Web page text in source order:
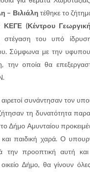
– Βιλιάλη τέθηκε το
ΚΕΓΕ (Κέντρου
στέγαση του υπό
Σύμφωνα με την
την οποία θα
συνάντησαν τον
τη δυνατότητα
Δήμο Αμυνταίου
παιδική χαρά. Ο
την προοπτική αυτή
Δήμο, θα γίνουν